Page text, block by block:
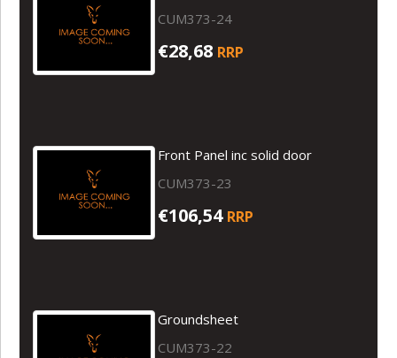
CUM373-24
€28,68 RRP
Front Panel inc solid door
CUM373-23
€106,54 RRP
Groundsheet
CUM373-22